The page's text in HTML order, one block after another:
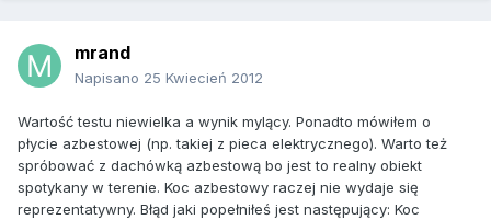
mrand
Napisano 25 Kwiecień 2012
Wartość testu niewielka a wynik mylący. Ponadto mówiłem o
płycie azbestowej (np. takiej z pieca elektrycznego). Warto też
spróbować z dachówką azbestową bo jest to realny obiekt
spotykany w terenie. Koc azbestowy raczej nie wydaje się
reprezentatywny. Błąd jaki popełniłeś jest następujący: Koc